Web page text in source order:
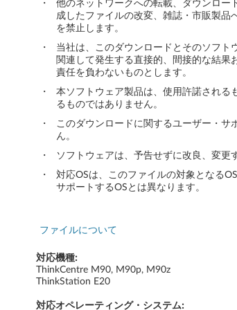
ト
ツ
ー
ル
h
n
k
C
・
他のネットワークへの転載、ダウンロー
成したファイルの改変、雑誌・市販製品
を禁止します。
・
当社は、このダウンロードとそのソフト
関連して発生する直接的、間接的な結果
責任を負わないものとします。
・
本ソフトウェア製品は、使用許諾される
るものではありません。
・
このダウンロードに関するユーザー・サ
ん。
・
ソフトウェアは、予告せずに改良、変更
・
対応OSは、このファイルの対象となる
サポートするOSとは異なります。
ファイルについて
対応機種:
ThinkCentre M90, M90p, M90z
ThinkStation E20
対応オペレーティング・システム: